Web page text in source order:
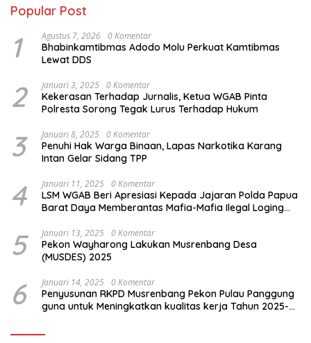
Popular Post
1 Agustus 7, 2026 0 Komentar
Bhabinkamtibmas Adodo Molu Perkuat Kamtibmas
Lewat DDS
2 Januari 3, 2025 0 Komentar
Kekerasan Terhadap Jurnalis, Ketua WGAB Pinta
Polresta Sorong Tegak Lurus Terhadap Hukum
3 Januari 8, 2025 0 Komentar
Penuhi Hak Warga Binaan, Lapas Narkotika Karang
Intan Gelar Sidang TPP
4 Januari 11, 2025 0 Komentar
LSM WGAB Beri Apresiasi Kepada Jajaran Polda Papua
Barat Daya Memberantas Mafia-Mafia Ilegal Loging
5 Januari 13, 2025 0 Komentar
Pekon Wayharong Lakukan Musrenbang Desa
(MUSDES) 2025
6 Januari 14, 2025 0 Komentar
Penyusunan RKPD Musrenbang Pekon Pulau Panggung
guna untuk Meningkatkan kualitas kerja Tahun 2025-